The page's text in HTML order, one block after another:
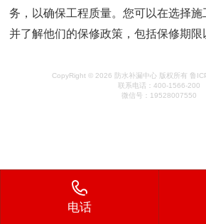
务，以确保工程质量。您可以在选择施
并了解他们的保修政策，包括保修期限
CopyRight © 2026 防水补漏中心 版权所有 鲁
联系电话：400-1566-200
微信号：19528007550
电话